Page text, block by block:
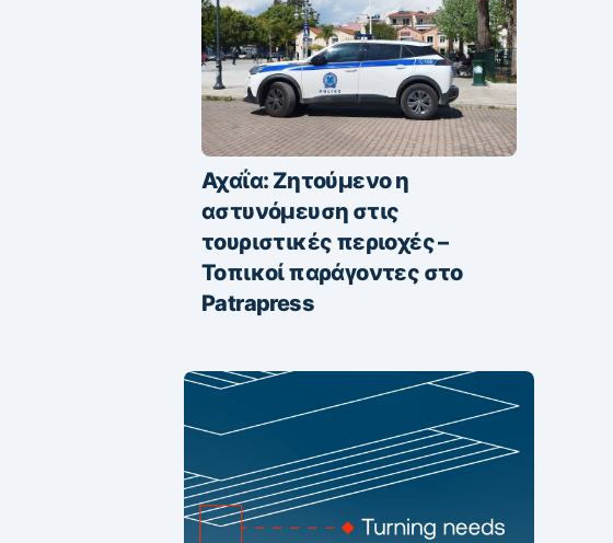
Αχαΐα: Ζητούμενο η
αστυνόμευση στις
τουριστικές περιοχές –
Τοπικοί παράγοντες στο
Patrapress